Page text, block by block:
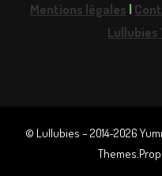
Mentions légales |
Lullubies
© Lullubies – 2014-2026
Themes